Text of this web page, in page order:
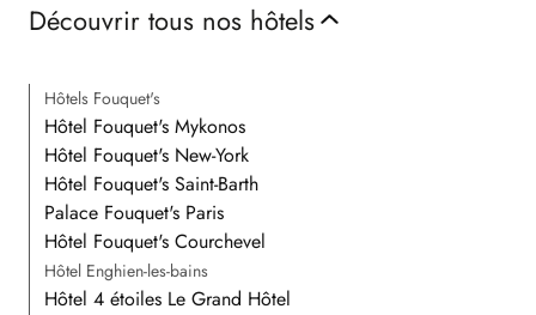
Découvrir tous nos hôtels
Hôtels Fouquet's
Hôtel Fouquet's Mykonos
Hôtel Fouquet's New-York
Hôtel Fouquet's Saint-Barth
Palace Fouquet's Paris
Hôtel Fouquet's Courchevel
Hôtel Enghien-les-bains
Hôtel 4 étoiles Le Grand Hôtel